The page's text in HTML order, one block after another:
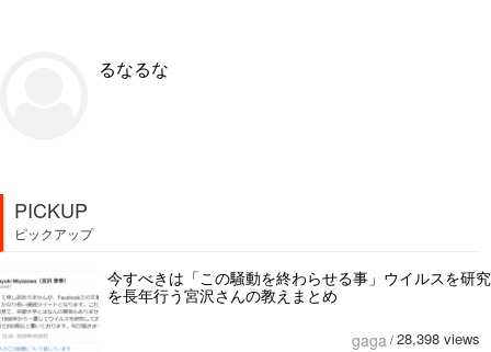
るなるな
PICKUP
ピックアップ
今すべきは「この騒動を終わらせる事」ウイルスを研究
を長年行う宮沢さんの教えまとめ
gaga / 28,398 views